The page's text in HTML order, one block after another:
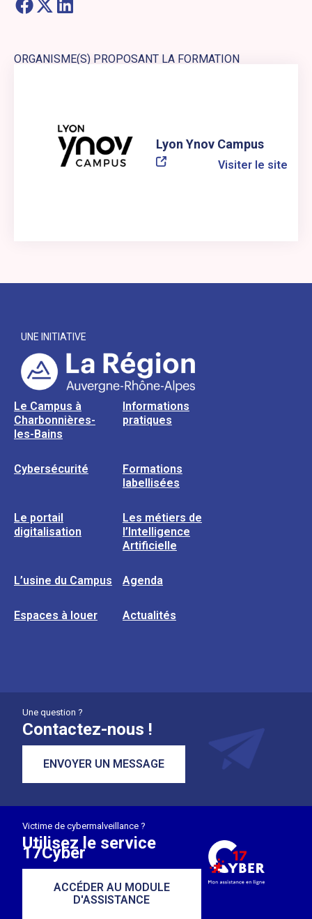
ORGANISME(S) PROPOSANT LA FORMATION
Lyon Ynov Campus
Visiter le site
UNE INITIATIVE
Le Campus à
Charbonnières-
les-Bains
Informations
pratiques
Cybersécurité
Formations
labellisées
Le portail
digitalisation
Les métiers de
l’Intelligence
Artificielle
L’usine du Campus Agenda
Espaces à louer Actualités
Une question ?
Contactez-nous !
ENVOYER UN MESSAGE
Victime de cybermalveillance ?
Utilisez le service
17Cyber
ACCÉDER AU MODULE
D'ASSISTANCE